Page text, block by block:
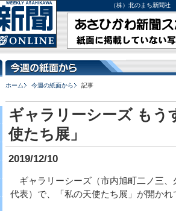
（株）北のまち新聞
ホーム 今週の紙面から 記事
ギャラリーシーズ もう
使たち展」
2019/12/10
ギャラリーシーズ（市内旭町二ノ三、
代表）で、「私の天使たち展」が開かれ